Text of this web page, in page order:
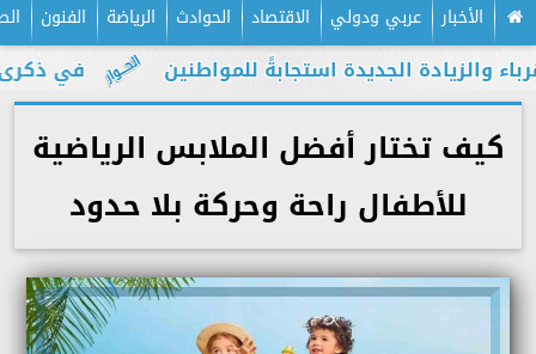
الأخبار عربي ودولي الاقتصاد الحوادث الرياضة الفنون
في ذكرى الجديدة استجابةً للمواطنين
كيف تختار أفضل الملابس الرياضية
للأطفال راحة وحركة بلا حدود